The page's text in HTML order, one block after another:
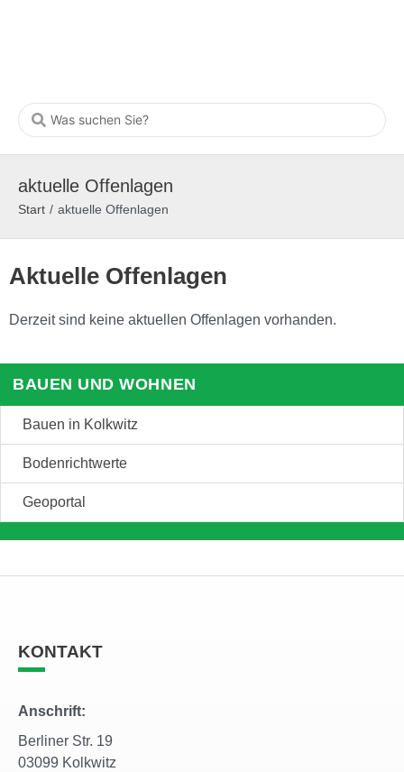
aktuelle Offenlagen
Start / aktuelle Offenlagen
BAUEN UND WOHNEN
Bauen in Kolkwitz
Bodenrichtwerte
Geoportal
Aktuelle Offenlagen
Derzeit sind keine aktuellen Offenlagen vorhanden.
KONTAKT
Anschrift:
Berliner Str. 19
03099 Kolkwitz